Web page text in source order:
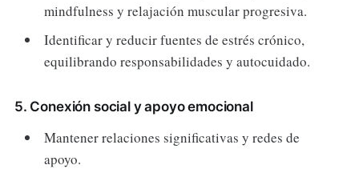
mindfulness y relajación muscular progresiva.
Identificar y reducir fuentes de estrés crónico,
equilibrando responsabilidades y autocuidado.
5. Conexión social y apoyo emocional
Mantener relaciones significativas y redes de
apoyo.